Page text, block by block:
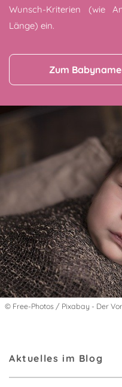
Wunsch-Kriterien (wie
Länge) ein.
Zum
© Free-Photos / Pixabay - Der
Aktuelles im Blog